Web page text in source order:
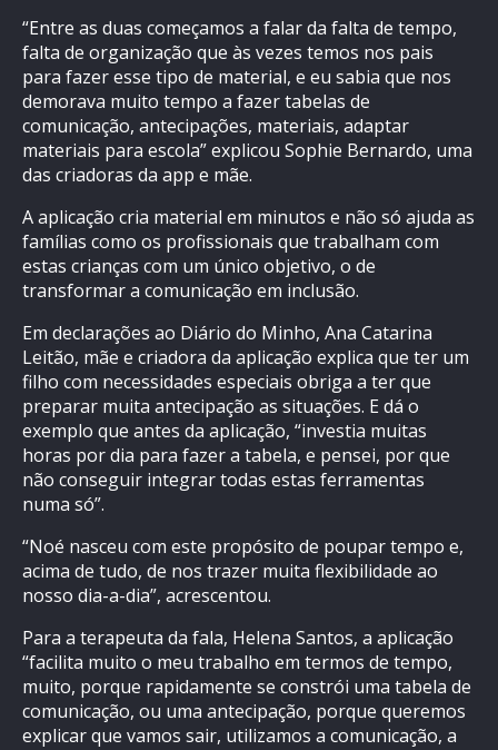
“Entre as duas começamos a falar da falta de tempo,
falta de organização que às vezes temos nos pais
para fazer esse tipo de material, e eu sabia que nos
demorava muito tempo a fazer tabelas de
comunicação, antecipações, materiais, adaptar
materiais para escola” explicou Sophie Bernardo, uma
das criadoras da app e mãe.
A aplicação cria material em minutos e não só ajuda as
famílias como os profissionais que trabalham com
estas crianças com um único objetivo, o de
transformar a comunicação em inclusão.
Em declarações ao Diário do Minho, Ana Catarina
Leitão, mãe e criadora da aplicação explica que ter um
filho com necessidades especiais obriga a ter que
preparar muita antecipação as situações. E dá o
exemplo que antes da aplicação, “investia muitas
horas por dia para fazer a tabela, e pensei, por que
não conseguir integrar todas estas ferramentas
numa só”.
“Noé nasceu com este propósito de poupar tempo e,
acima de tudo, de nos trazer muita flexibilidade ao
nosso dia-a-dia”, acrescentou.
Para a terapeuta da fala, Helena Santos, a aplicação
“facilita muito o meu trabalho em termos de tempo,
muito, porque rapidamente se constrói uma tabela de
comunicação, ou uma antecipação, porque queremos
explicar que vamos sair, utilizamos a comunicação, a